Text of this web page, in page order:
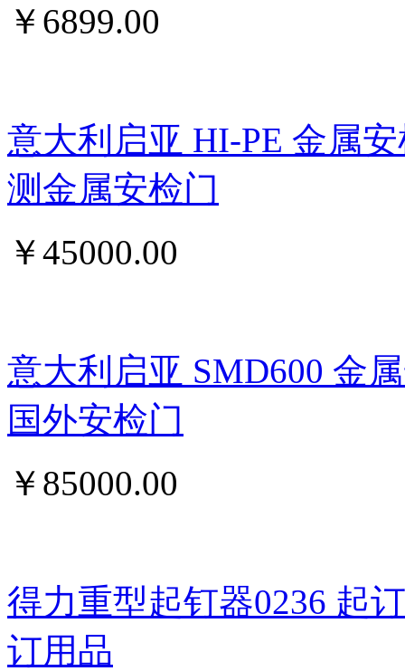
￥ 6899.00
意大利启亚 HI-PE 金属
测金属安检门
￥45000.00
意大利启亚 SMD600 金
国外安检门
￥ 85000.00
得力重型起钉器0236 起
订用品